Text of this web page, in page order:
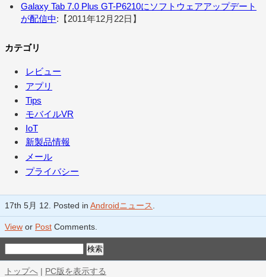
Galaxy Tab 7.0 Plus GT-P6210にソフトウェアアップデート
が配信中:【2011年12月22日】
カテゴリ
レビュー
アプリ
Tips
モバイルVR
IoT
新製品情報
メール
プライバシー
17th 5月 12. Posted in Androidニュース
View or Post Comments.
トップへ | PC版を表示する